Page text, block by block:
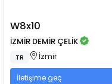
W8x10
İZMİR DEMİR ÇELİK
TR İzmir
İletişime geç